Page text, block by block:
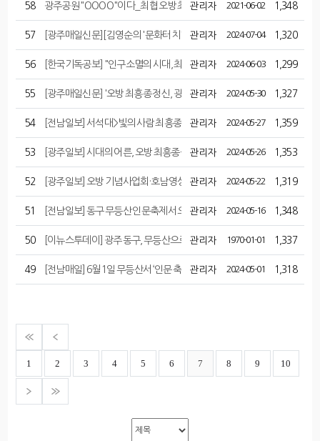
58 광주공원 "OOOO"이다_최협 오방 최흥종 목사의 손자
관리자 2021-06-02 1,348
57 [광주매일신문][김영순의 '문화터치']무등산행과 뮤지컬, 그리고 광주정
관리자 2024-07-04 1,320
56 [한국기독공보] "인구소멸의 시대, 최흥종의 '환대정신' 이어가야"
관리자 2024-06-03 1,299
55 [광주매일신문] '오방 최흥종 정신, 광주 정신의 새로운 이정표로 제공하자'
관리자 2024-05-30 1,327
54 [전남일보] 서석대>빛의 사람 최흥종 관리자 2024-05-27 1,359
53 [광주일보] 시대의 어른, 오방 최흥종- 서순복 호남영성연구원 이사장, 조
관리자 2024-05-26 1,353
52 [광주일보] 오방 기념사업회·호남영성연구원 공동세미나···28일 YMCA
관리자 2024-05-22 1,319
51 [전남일보] 동구 무등산 인문축제서 오방·석아·의재 조명
관리자 2024-05-16 1,348
50 [이뉴스투데이] 광주 동구, 무등산으로 떠나는 시간여행... ‘시간의 숲, 무등’
관리자 1970-01-01 1,337
49 [전남매일] 6월 1일 무등산서 ‘인문 축제’ 열린다
관리자 2024-05-01 1,318
1 2 3 4 5 6 7 8 9 10